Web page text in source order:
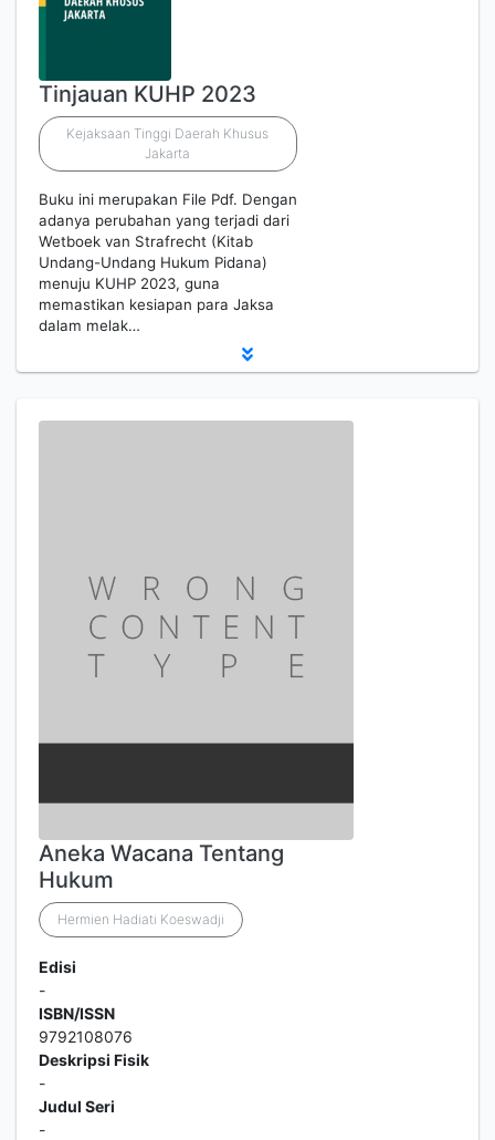
Tinjauan KUHP 2023
Kejaksaan Tinggi Daerah Khusus
Jakarta
Buku ini merupakan File Pdf. Dengan
adanya perubahan yang terjadi dari
Wetboek van Strafrecht (Kitab
Undang-Undang Hukum Pidana)
menuju KUHP 2023, guna
memastikan kesiapan para Jaksa
dalam melak…
Aneka Wacana Tentang
Hukum
Hermien Hadiati Koeswadji
Edisi
-
ISBN/ISSN
9792108076
Deskripsi Fisik
-
Judul Seri
-